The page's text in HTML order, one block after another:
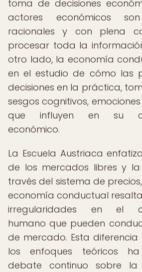
toma de decisiones
actores económicos
racionales y con plena
procesar toda la
otro lado, la economía
en el estudio de cómo las
decisiones en la práctica,
sesgos cognitivos,
que influyen en su
económico.
La Escuela Austriaca
de los mercados libres y
través del sistema de
economía conductual
irregularidades en el
humano que pueden
de mercado. Esta
los enfoques teóricos
debate continuo sobre